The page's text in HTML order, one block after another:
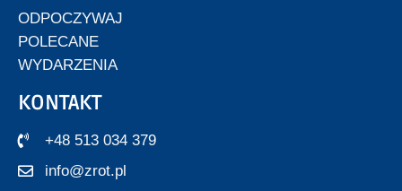
ODPOCZYWAJ
POLECANE
WYDARZENIA
KONTAKT
+48 513 034 379
info@zrot.pl